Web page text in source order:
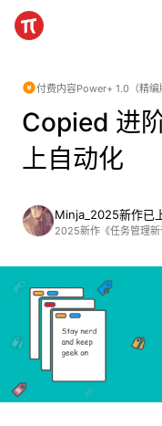
付费内容Power+ 1.0（精编
Copied 进
上自动化
Minja_2025新作已